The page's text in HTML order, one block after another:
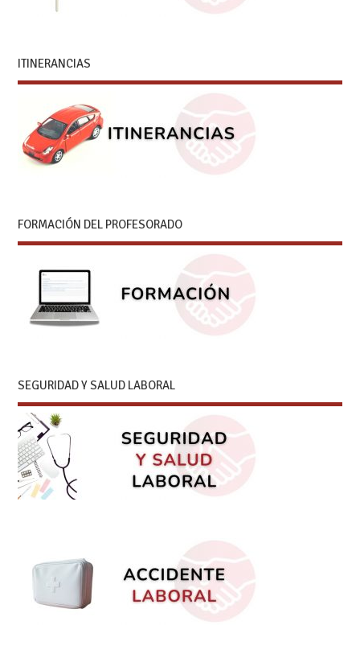
ITINERANCIAS
FORMACIÓN DEL PROFESORADO
SEGURIDAD Y SALUD LABORAL